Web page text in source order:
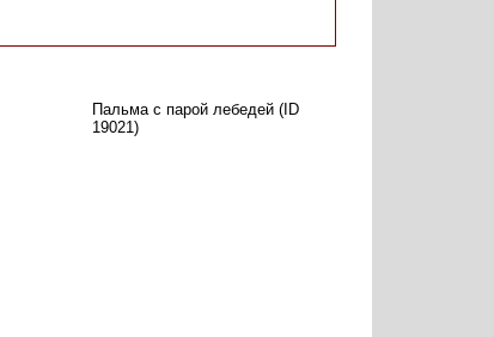
Пальма с парой лебедей (ID
19021)